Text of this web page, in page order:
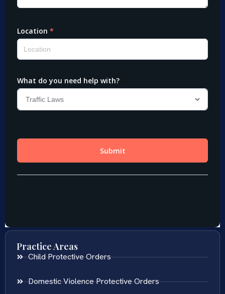
Practice Areas
Child Protective Orders
Domestic Violence Protective Orders